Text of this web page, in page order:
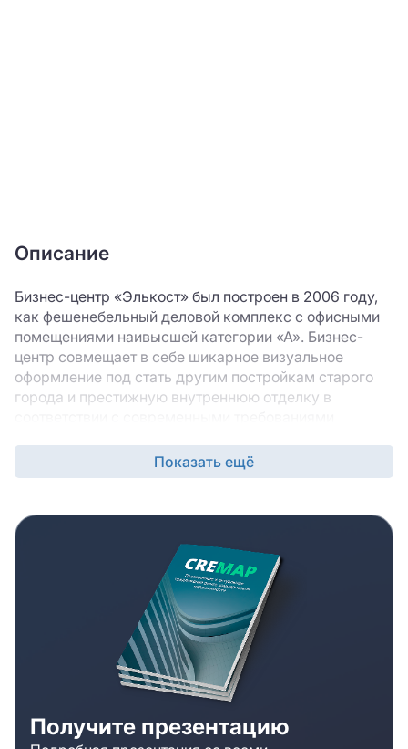
Описание
Бизнес-центр «Элькост» был построен в 2006 году,
как фешенебельный деловой комплекс с офисными
помещениями наивысшей категории «А». Бизнес-
центр совмещает в себе шикарное визуальное
оформление под стать другим постройкам старого
города и престижную внутреннюю отделку в
практически на самом берегу Москвы-реки в
Таганском районе ЦАО Москвы в нескольких сотнях
Садового кольца. Однако, к офису будет удобно
добираться не только на личном, но и на
общественном транспорте. Всего в 5 минутах ходьбы
– станция метро Таганская и остановки наземного
общественного транспорта. Управляющая компания
создала для арендаторов все необходимые условия
для комфортной и продуктивной работы. В деловой
комплекс проведены самые современные
коммуникации, включая скоростной интернет и
телефонию. Здание круглосуточно охраняется
профессиональной службой охраны, что еще раз
подчеркивает его элитный статус.
Показать ещё
Получите презентацию